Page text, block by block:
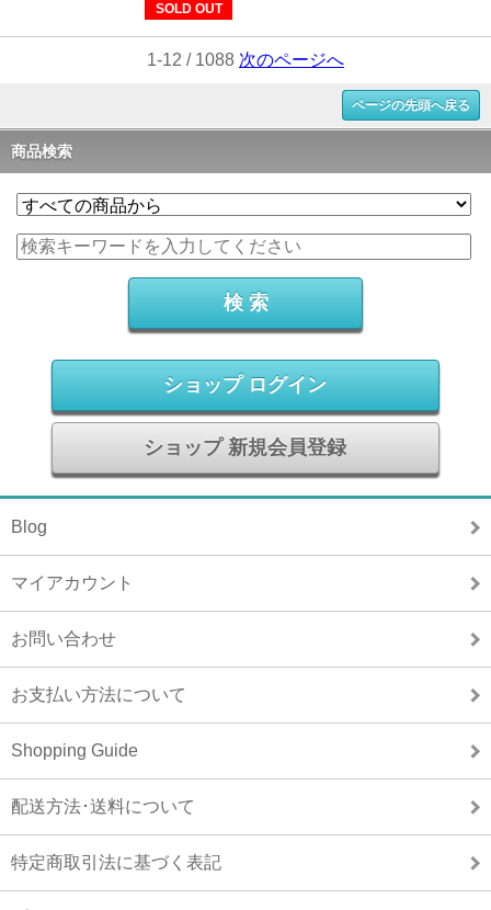
SOLD OUT
1-12 / 1088 次のページへ
ページの先頭へ戻る
商品検索
ショップ ログイン
ショップ 新規会員登録
Blog
マイアカウント
お問い合わせ
お支払い方法について
Shopping Guide
配送方法･送料について
特定商取引法に基づく表記